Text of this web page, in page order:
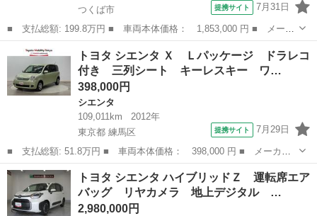
つくば市
提携サイト 7月31日
■ 支払総額: 199.8万円 ■ 車両本体価格： 1,853,000 円 ■ メーカ
ー名： トヨタ ■ 車種名： シエンタ ■ グレード名： ハイブリ
ッドＧ クエロ 禁煙車／モデリスタエアロ／セーフティセンス／純
正９イン...
茨城 つくば市 シエンタ
トヨタ シエンタ Ｘ Ｌパッケージ ドラレコ
付き 三列シート キーレスキー ワ…
398,000円
シエンタ
109,011km
2012年
東京都 練馬区
提携サイト 7月29日
■ 支払総額: 51.8万円 ■ 車両本体価格： 398,000 円 ■ メーカー
名： トヨタ ■ 車種名： シエンタ ■ グレード名： Ｘ Ｌパッ
ケージ ドラレコ付き 三列シート キーレスキー ワンセグ Ｗエ
アバック メ...
東京 練馬区 シエンタ
トヨタ シエンタ ハイブリッドＺ 運転席エア
バッグ リヤカメラ 地上デジタル …
2,980,000円